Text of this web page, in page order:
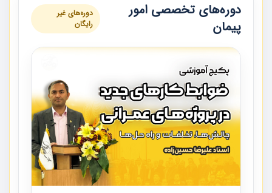
دوره‌های تخصصی امور
پیمان
دوره‌های غیر
رایگان